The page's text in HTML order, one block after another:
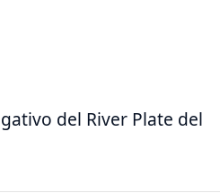
del River Plate del